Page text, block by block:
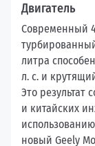
Двигатель
Современный
литра
л. с. и
Это результат
и китайских
новый Geely